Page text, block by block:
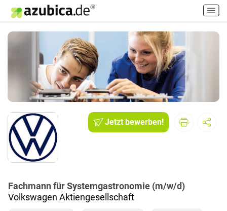
H
a
u
i
Jetzt bewerben!
Fachmann für Systemgastronomie (m/w/d)
Volkswagen Aktiengesellschaft